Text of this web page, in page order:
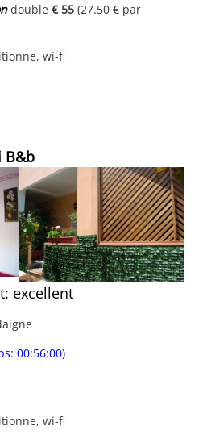
double€ 55 (27.50 € par
wi-fi
B&b
excellent
00:56:00)
wi-fi